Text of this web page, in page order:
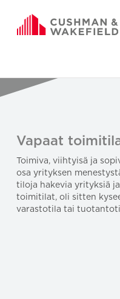
Vapaat
Toimiva, viihtyisä ja
osa yrityksen
tiloja hakevia yrityksiä
toimitilat, oli sitten
varastotila tai